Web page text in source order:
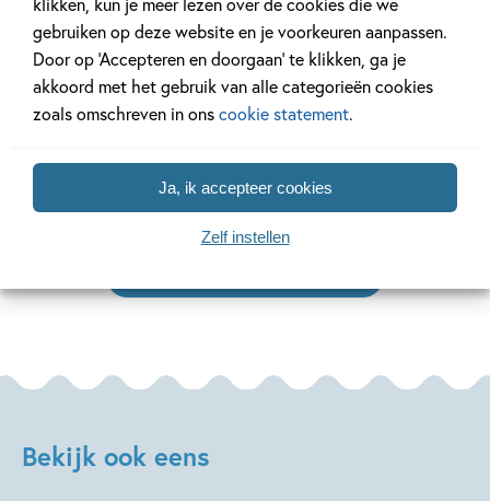
gebruiken op deze website en je voorkeuren aanpassen.
Door op ‘Accepteren en doorgaan’ te klikken, ga je
akkoord met het gebruik van alle categorieën cookies
zoals omschreven in onscookie statement.
Ja, ik accepteer cookies
Zelf instellen
30 JUNI 2026
Beatrix Potter 160 jaar!
2 MEI 2024
Ons
boom die een
Bekijk ook eens